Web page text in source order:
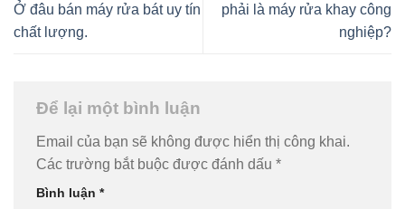
Ở đâu bán máy rửa bát uy tín
chất lượng.
phải là máy rửa khay công
nghiệp?
Để lại một bình luận
Email của bạn sẽ không được hiển thị công khai.
Các trường bắt buộc được đánh dấu *
Bình luận *